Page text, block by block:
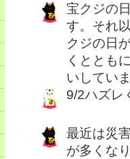
宝クジの
す。それ
クジの日
くととも
いしてい
9/2ハズレ
最近は災
が多くな